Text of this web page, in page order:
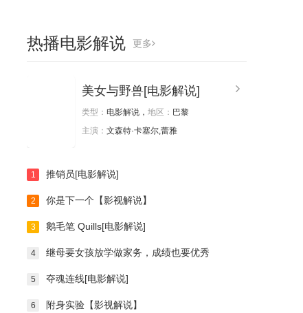
热播电影解说 更多
美女与野兽[电影解说]
类型： 电影解说， 地区： 巴黎
主演： 文森特·卡塞尔,蕾雅
1 推销员[电影解说]
2 你是下一个【影视解说】
3 鹅毛笔 Quills[电影解说]
4 继母要女孩放学做家务，成绩也要优秀
5 夺魂连线[电影解说]
6 附身实验【影视解说】